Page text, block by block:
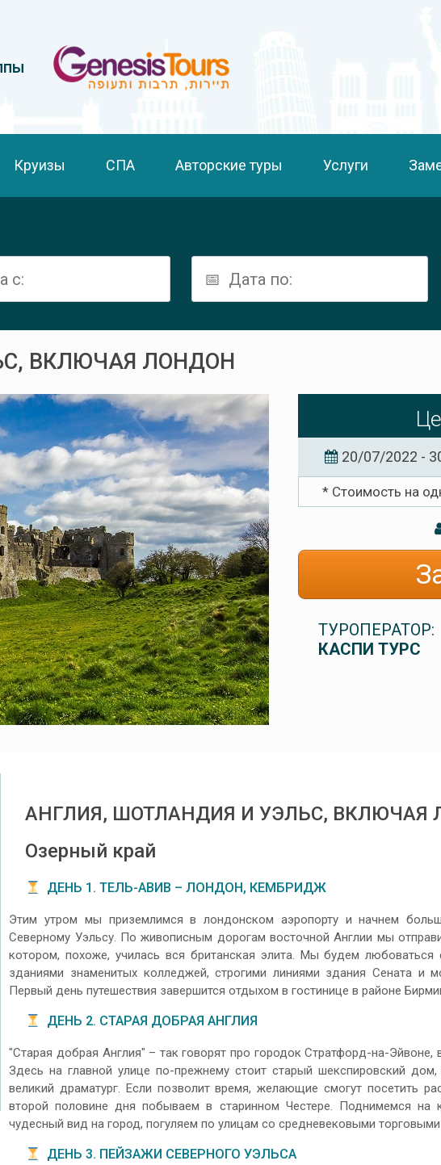
Круизы СПА Авторские туры Услуги
ВКЛЮЧАЯ ЛОНДОН
20/07/2022 -
* Стоимость на
ТУРОПЕРАТОР:
КАСПИ ТУРС
АНГЛИЯ, ШОТЛАНДИЯ И УЭЛЬС, ВКЛЮЧАЯ
Озерный край
ДЕНЬ 1. ТЕЛЬ-АВИВ – ЛОНДОН, КЕМБРИДЖ
Этим утром мы приземлимся в лондонском аэропорту и начнем
Северному Уэльсу. По живописным дорогам восточной Англии мы
котором, похоже, училась вся британская элита. Мы будем любоваться
зданиями знаменитых колледжей, строгими линиями здания Сената и
Первый день путешествия завершится отдыхом в гостинице в районе
ДЕНЬ 2. СТАРАЯ ДОБРАЯ АНГЛИЯ
"Старая добрая Англия" – так говорят про городок Стратфорд-на-
Здесь на главной улице по-прежнему стоит старый шекспировский
великий драматург. Если позволит время, желающие смогут посетить
второй половине дня побываем в старинном Честере. Поднимемся на
чудесный вид на город, погуляем по улицам со средневековыми
ДЕНЬ 3. ПЕЙЗАЖИ СЕВЕРНОГО УЭЛЬСА